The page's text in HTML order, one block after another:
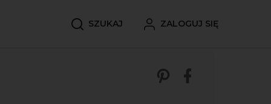
SZUKAJ ZALOGUJ SIĘ
Zobacz nasze
Udostępnij